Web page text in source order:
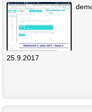
25.9.2017